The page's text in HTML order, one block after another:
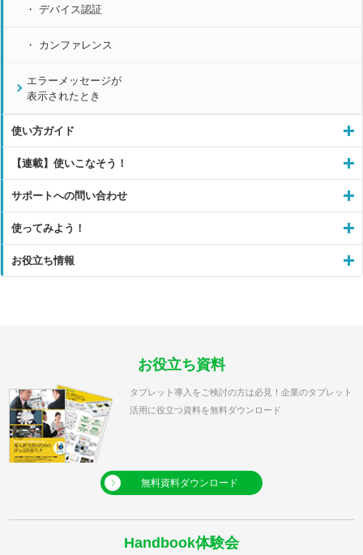
デバイス認証
カンファレンス
エラーメッセージが
表示されたとき
使い方ガイド
【連載】使いこなそう！
サポートへの問い合わせ
使ってみよう！
お役立ち情報
お役立ち資料
タブレット導入をご検討の方は必見！企業のタブレット
活用に役立つ資料を無料ダウンロード
無料資料ダウンロード
Handbook体験会